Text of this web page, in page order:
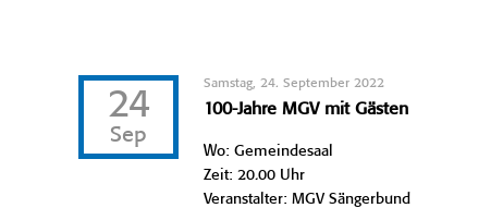
24
Sep
Samstag, 24. September 2022
100-Jahre MGV mit Gästen
Wo: Gemeindesaal
Zeit: 20.00 Uhr
Veranstalter: MGV Sängerbund